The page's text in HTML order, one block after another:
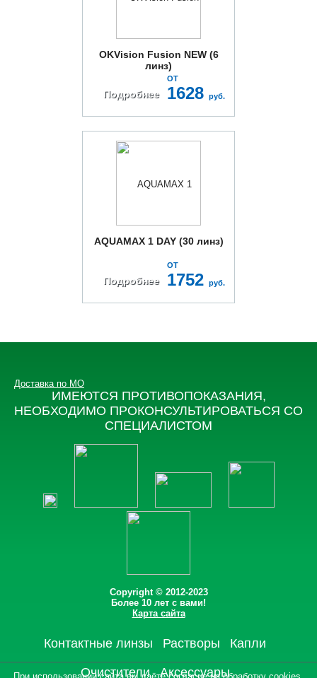
OKVision Fusion NEW (6
линз)
Подробнее
ОТ
1628 руб.
AQUAMAX 1 DAY (30 линз)
Подробнее
ОТ
1752 руб.
Контактные линзы Растворы Капли
Очистители Аксессуары
Copyright © 2012-2023
Более 10 лет с вами!
Карта сайта
ИМЕЮТСЯ ПРОТИВОПОКАЗАНИЯ,
НЕОБХОДИМО ПРОКОНСУЛЬТИРОВАТЬСЯ СО
СПЕЦИАЛИСТОМ
Доставка по МО